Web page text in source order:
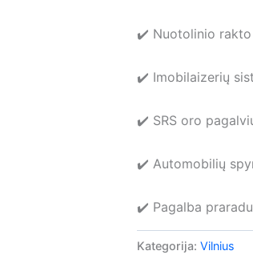
✔️ Nuotolinio rakto
✔️ Imobilaizerių
✔️ SRS oro
✔️ Automobilių
✔️ Pagalba
Kategorija: Vilnius